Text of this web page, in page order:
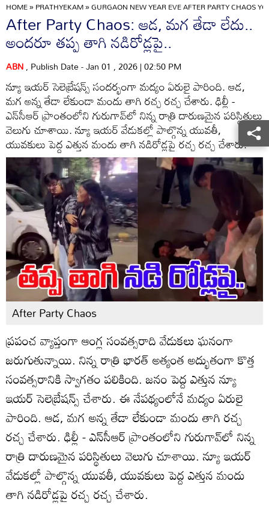
HOME»PRATHYEKAM»GURGAON NEW YEAR EVE AFTER PARTY CHAOS
After Party Chaos: ఆడ, మగ తేడా లేదు..
అందరూ తప్ప తాగి నడిరోడ్లపై..
ABN, Publish Date - Jan 01 , 2026 | 02:50 PM
న్యూ ఇయర్ సెలెబ్రేషన్స్ సందర్భంగా మద్యం ఏరులై పారింది. ఆడ,
మగ అన్న తేడా లేకుండా మందు తాగి రచ్చ రచ్చ చేశారు. ఢిల్లీ -
ఎన్‌సీఆర్ ప్రాంతంలోని గురుగావ్‌లో నిన్న రాత్రి దారుణమైన పరిస్థితులు
వెలుగు చూశాయి. న్యూ ఇయర్ వేడుకల్లో పాల్గొన్న యువతీ,
యువకులు పెద్ద ఎత్తున మందు తాగి నడిరోడ్లపై రచ్చ రచ్చ చేశారు.
After Party Chaos
ప్రపంచ వ్యాప్తంగా ఆంగ్ల సంవత్సరాది వేడుకలు ఘనంగా
జరుగుతున్నాయి. నిన్న రాత్రి భారత్ అత్యంత అద్భుతంగా కొత్త
సంవత్సరానికి స్వాగతం పలికింది. జనం పెద్ద ఎత్తున న్యూ
ఇయర్ సెలెబ్రేషన్స్ చేశారు. ఈ నేపథ్యంలోనే మద్యం ఏరులై
పారింది. ఆడ, మగ అన్న తేడా లేకుండా మందు తాగి రచ్చ
రచ్చ చేశారు. ఢిల్లీ - ఎన్‌సీఆర్ ప్రాంతంలోని గురుగావ్‌లో నిన్న
రాత్రి దారుణమైన పరిస్థితులు వెలుగు చూశాయి. న్యూ ఇయర్
వేడుకల్లో పాల్గొన్న యువతీ, యువకులు పెద్ద ఎత్తున మందు
తాగి నడిరోడ్లపై రచ్చ రచ్చ చేశారు.